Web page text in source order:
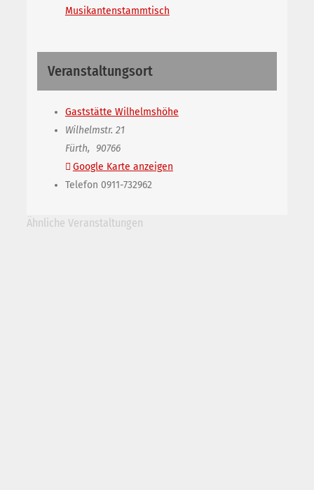
Musikantenstammtisch
Veranstaltungsort
Gaststätte Wilhelmshöhe
Wilhelmstr. 21
Fürth, 90766
Google Karte anzeigen
Telefon 0911-732962
Ähnliche Veranstaltungen